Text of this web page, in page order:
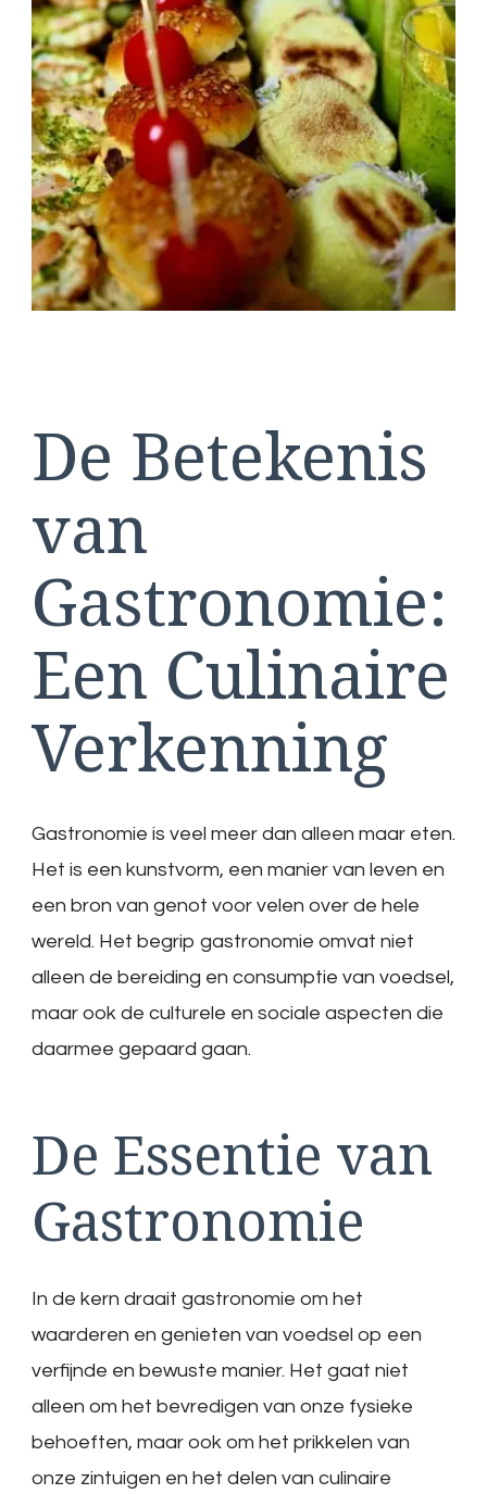
De Betekenis
van
Gastronomie:
Een Culinaire
Verkenning
Gastronomie is veel meer dan alleen maar eten.
Het is een kunstvorm, een manier van leven en
een bron van genot voor velen over de hele
wereld. Het begrip gastronomie omvat niet
alleen de bereiding en consumptie van voedsel,
maar ook de culturele en sociale aspecten die
daarmee gepaard gaan.
De Essentie van
Gastronomie
In de kern draait gastronomie om het
waarderen en genieten van voedsel op een
verfijnde en bewuste manier. Het gaat niet
alleen om het bevredigen van onze fysieke
behoeften, maar ook om het prikkelen van
onze zintuigen en het delen van culinaire